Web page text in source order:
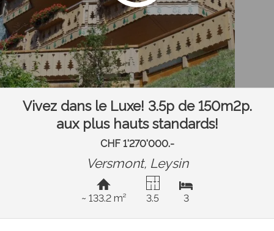
Vivez dans le Luxe! 3.5p de 150m2p.
aux plus hauts standards!
CHF 1'270'000.-
Versmont, Leysin
~ 133.2 m² 3.5 3